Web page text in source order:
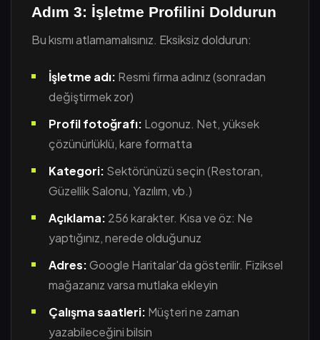
Adım 3: İşletme Profilini Doldurun
Bu kısmı atlamamalısınız. Eksiksiz doldurun:
İşletme adı: Resmi firma adınız (sonradan
değiştirmek zor)
Profil fotoğrafı: Logonuz. Net, yüksek
çözünürlüklü, kare formatta
Kategori: Sektörünüzü seçin (Restoran,
Güzellik Salonu, Yazılım, vb.)
Açıklama: 256 karakter. Kısa ve öz: Ne
yaptığınız, nerede olduğunuz
Adres:Google Haritalar'da gösterilir. Fiziksel
mağazanız varsa mutlaka ekleyin
Çalışma saatleri: Müşteri ne zaman
yazabileceğini bilsin